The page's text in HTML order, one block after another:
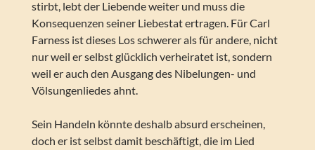
stirbt, lebt der Liebende weiter und muss die
Konsequenzen seiner Liebestat ertragen. Für Carl
Farness ist dieses Los schwerer als für andere, nicht
nur weil er selbst glücklich verheiratet ist, sondern
weil er auch den Ausgang des Nibelungen- und
Völsungenliedes ahnt.
Sein Handeln könnte deshalb absurd erscheinen,
doch er ist selbst damit beschäftigt, die im Lied